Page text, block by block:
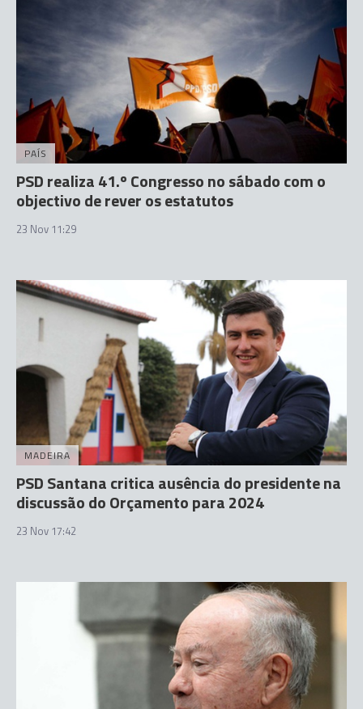
PAÍS
PSD realiza 41.º Congresso no sábado com o
objectivo de rever os estatutos
23 Nov 11:29
MADEIRA
PSD Santana critica ausência do presidente na
discussão do Orçamento para 2024
23 Nov 17:42